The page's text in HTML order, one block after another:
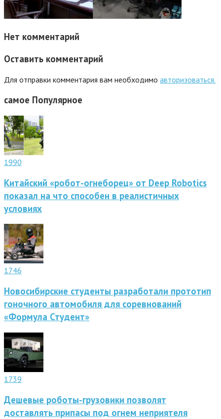
Нет комментарий
Оставить комментарий
Для отправки комментария вам необходимо авторизоваться.
самое Популярное
1990
Китайский «робот-огнеборец» от Deep Robotics
показал на что способен в реалистичных
условиях
1746
Новосибирские студенты разработали прототип
гоночного автомобиля для соревнований
«Формула Студент»
1739
Дешевые роботы-грузовики позволят
доставлять припасы под огнем неприятеля